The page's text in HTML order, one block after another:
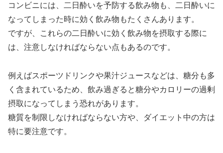
コンビニには、二日酔いを予防する飲み物も、二日酔いに
なってしまった時に効く飲み物もたくさんあります。
ですが、これらの二日酔いに効く飲み物を摂取する際に
は、注意しなければならない点もあるのです。
例えばスポーツドリンクや果汁ジュースなどは、糖分も多
く含まれているため、飲み過ぎると糖分やカロリーの過剰
摂取になってしまう恐れがあります。
糖質を制限しなければならない方や、ダイエット中の方は
特に要注意です。